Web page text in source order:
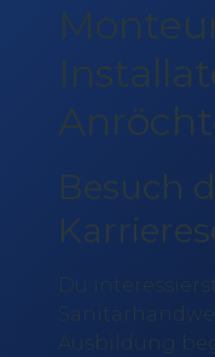
Besuch
Du
Ausbildung